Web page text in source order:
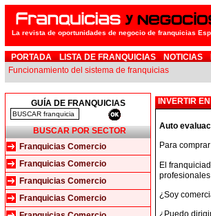
La revista de oportunidades de negocio de franquicias
PORTADA LISTA DE FRANQUICIAS NOTICIAS
Funcionamiento del sistema de franquicias
GUÍA DE FRANQUICIAS
BUSCAR POR SECTOR
Franquicias Comercio
Franquicias Comercio
Franquicias Comercio
Franquicias Comercio
INVERTIR
Auto
Para
El
¿Soy